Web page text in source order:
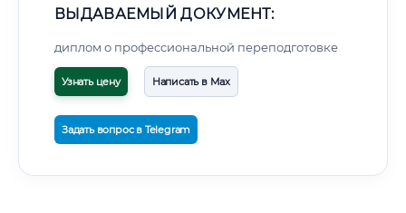
ВЫДАВАЕМЫЙ ДОКУМЕНТ:
диплом о профессиональной переподготовке
Узнать цену Написать в Max
Задать вопрос в Telegram